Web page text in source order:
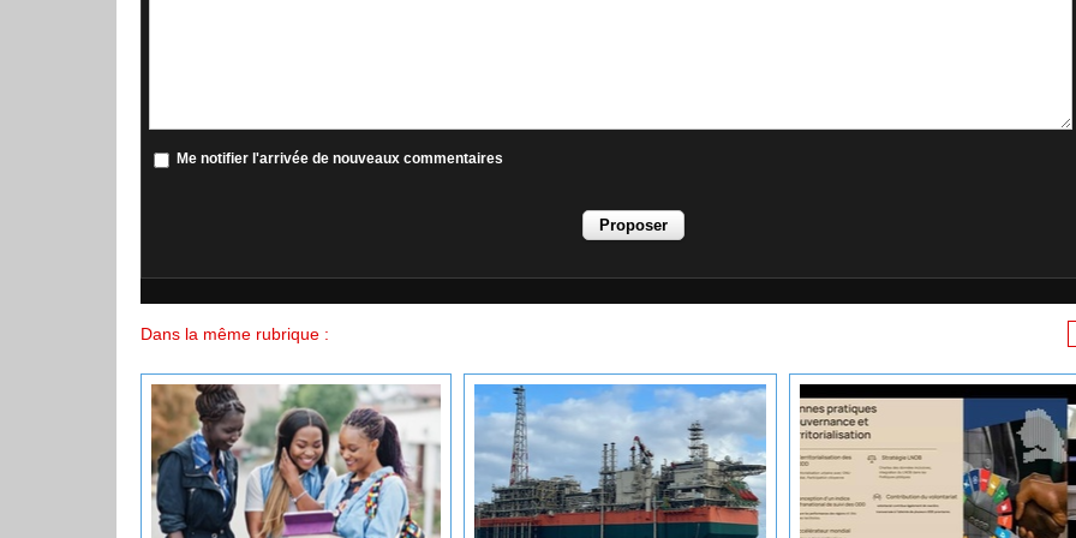
Me notifier l'arrivée de nouveaux commentaires
Dans la même rubrique :